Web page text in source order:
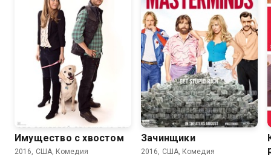
4.9
Имущество с хвостом
2016, США, Комедия
6.2 5.8
Зачинщики
2016, США, Комедия